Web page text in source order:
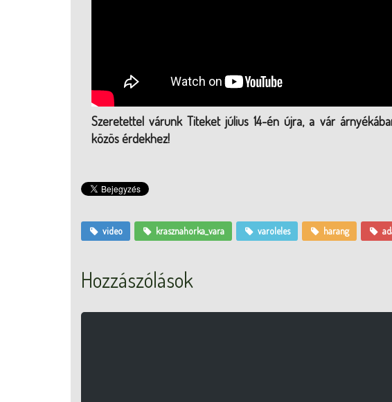
Szeretettel várunk Titeket július 14-én újra, a vár
közös érdekhez!
video krasznahorka_vara varoleles harang
Hozzászólások